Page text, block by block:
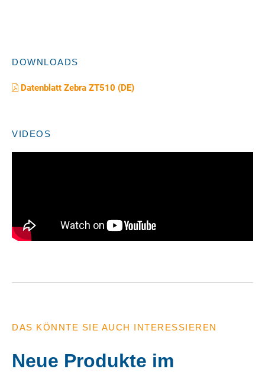
DOWNLOADS
Datenblatt Zebra ZT510 (DE)
VIDEOS
DAS KÖNNTE SIE AUCH INTERESSIEREN
Neue Produkte im